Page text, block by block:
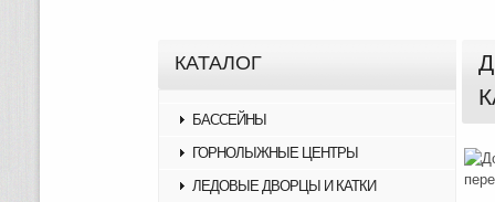
КАТАЛОГ
БАССЕЙНЫ
ГОРНОЛЫЖНЫЕ ЦЕНТРЫ
ЛЕДОВЫЕ ДВОРЦЫ И КАТКИ